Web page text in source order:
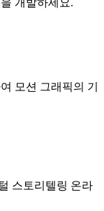
모션 그래픽의 기
스토리텔링 온라